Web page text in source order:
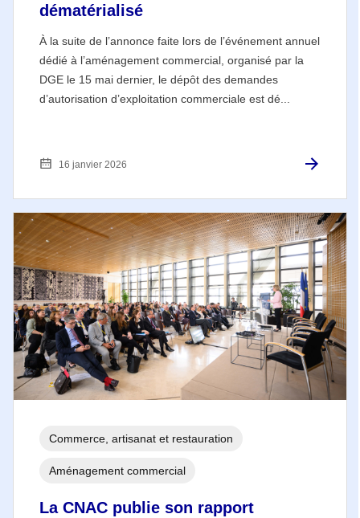
dématérialisé
À la suite de l’annonce faite lors de l’événement annuel
dédié à l’aménagement commercial, organisé par la
DGE le 15 mai dernier, le dépôt des demandes
d’autorisation d’exploitation commerciale est dé...
16 janvier 2026
La CNAC publie son rapport
Commerce, artisanat et restauration
Aménagement commercial